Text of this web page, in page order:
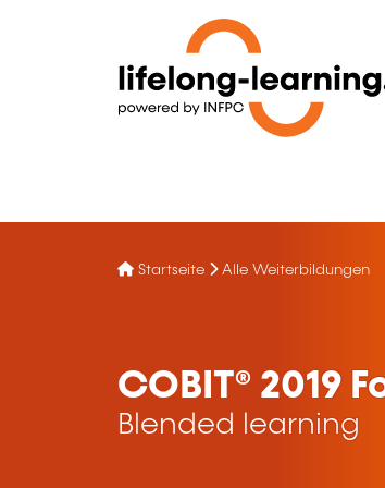
Startseite Alle Weiterbildungen
COBIT® 2019
Blended learning